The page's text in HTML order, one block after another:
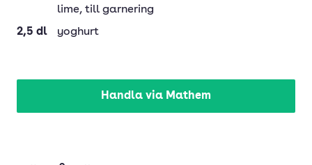
lime, till garnering
2,5 dl yoghurt
Handla via Mathem